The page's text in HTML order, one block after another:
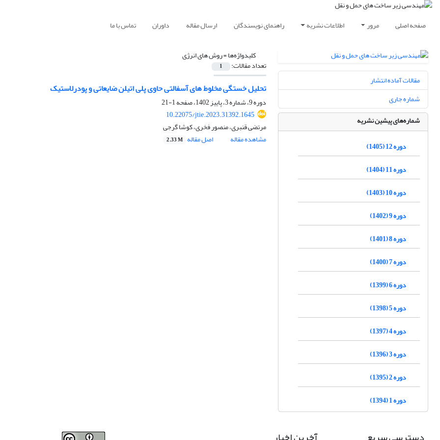
صفحه اصلی مرور اطلاعات نشریه راهنمای نویسندگان ارسال مقاله داوران تماس با ما
کلیدواژه‌ها =روش های انرژی
تعداد مقالات: 1
تحلیل خستگی مخلوط های آسفالتی حاوی پلی اتیلن ضایعاتی و پودرلاستیک
دوره 9، شماره 3، پاییز 1402، صفحه
1-21
10.22075/jtie.2023.31392.1645
مرتضی قنبری، منصور فخری، کوشا گرجی
مشاهده مقاله
اصل مقاله 2.33 M
مقالات آماده انتشار
شماره جاری
شماره‌های پیشین نشریه
دوره 12 (1405)
دوره 11 (1404)
دوره 10 (1403)
دوره 9 (1402)
دوره 8 (1401)
دوره 7 (1400)
دوره 6 (1399)
دوره 5 (1398)
دوره 4 (1397)
دوره 3 (1396)
دوره 2 (1395)
دوره 1 (1394)